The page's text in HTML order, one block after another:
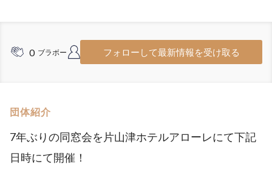
0 ブラボー フォロワー
フォローして最新情報を受け取る
団体紹介
7年ぶりの同窓会を片山津ホテルアローレにて下記
日時にて開催！